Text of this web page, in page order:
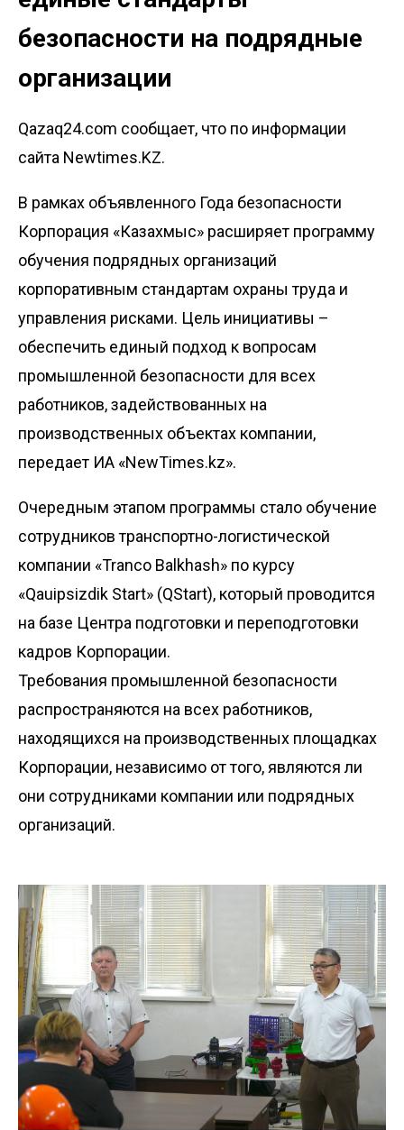
безопасности на подрядные
организации
Qazaq24.com сообщает, что по информации
сайта Newtimes.KZ.
В рамках объявленного Года безопасности
Корпорация «Казахмыс» расширяет программу
обучения подрядных организаций
корпоративным стандартам охраны труда и
управления рисками. Цель инициативы –
обеспечить единый подход к вопросам
промышленной безопасности для всех
работников, задействованных на
производственных объектах компании,
передает ИА «NewTimes.kz».
Очередным этапом программы стало обучение
сотрудников транспортно-логистической
компании «Tranco Balkhash» по курсу
«Qauipsizdik Start» (QStart), который проводится
на базе Центра подготовки и переподготовки
кадров Корпорации.
Требования промышленной безопасности
распространяются на всех работников,
находящихся на производственных площадках
Корпорации, независимо от того, являются ли
они сотрудниками компании или подрядных
организаций.